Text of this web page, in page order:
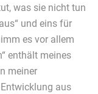
was sie nicht tun
und eins für
es vor allem
enthält meines
meiner
aus